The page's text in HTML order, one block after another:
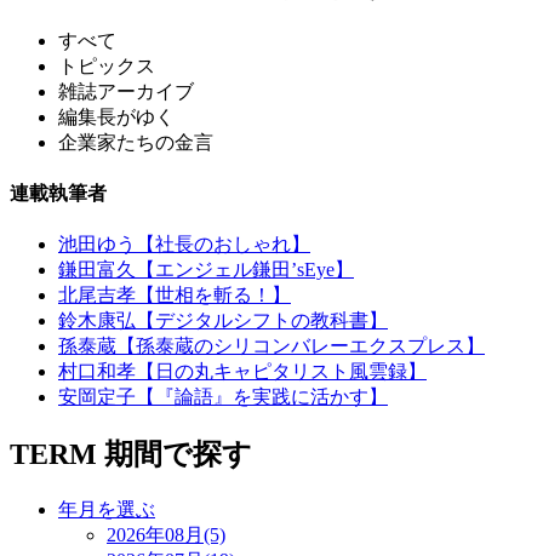
すべて
トピックス
雑誌アーカイブ
編集長がゆく
企業家たちの金言
連載執筆者
池田ゆう【社長のおしゃれ】
鎌田富久【エンジェル鎌田’sEye】
北尾吉孝【世相を斬る！】
鈴木康弘【デジタルシフトの教科書】
孫泰蔵【孫泰蔵のシリコンバレーエクスプレス】
村口和孝【日の丸キャピタリスト風雲録】
安岡定子【『論語』を実践に活かす】
TERM 期間で探す
年月を選ぶ
2026年08月(5)